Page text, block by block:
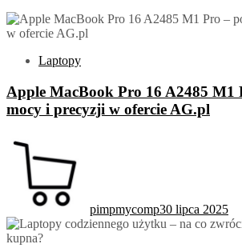
Laptopy
Apple MacBook Pro 16 A2485 M1
mocy i precyzji w ofercie AG.pl
pimpmycomp30 lipca 2025